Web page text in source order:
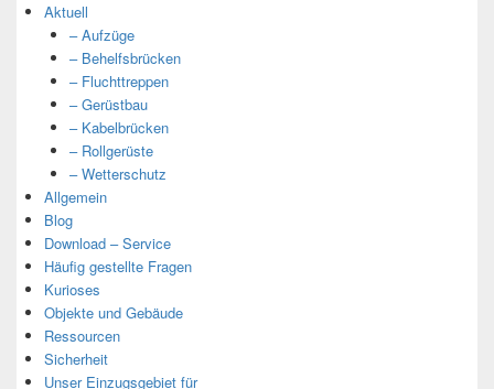
Aktuell
– Aufzüge
– Behelfsbrücken
– Fluchttreppen
– Gerüstbau
– Kabelbrücken
– Rollgerüste
– Wetterschutz
Allgemein
Blog
Download – Service
Häufig gestellte Fragen
Kurioses
Objekte und Gebäude
Ressourcen
Sicherheit
Unser Einzugsgebiet für